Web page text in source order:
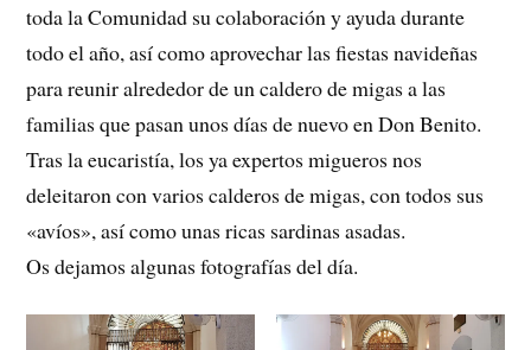
toda la Comunidad su colaboración y ayuda durante
todo el año, así como aprovechar las fiestas navideñas
para reunir alrededor de un caldero de migas a las
familias que pasan unos días de nuevo en Don Benito.
Tras la eucaristía, los ya expertos migueros nos
deleitaron con varios calderos de migas, con todos sus
«avíos», así como unas ricas sardinas asadas.
Os dejamos algunas fotografías del día.